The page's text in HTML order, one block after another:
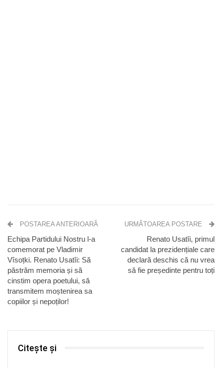
POSTAREA ANTERIOARĂ
Echipa Partidului Nostru l-a
comemorat pe Vladimir
Vîsoțki. Renato Usatîi: Să
păstrăm memoria și să
cinstim opera poetului, să
transmitem moștenirea sa
copiilor și nepoților!
URMĂTOAREA POSTARE
Renato Usatîi, primul
candidat la prezidențiale care
declară deschis că nu vrea
să fie președinte pentru toți
Citește și